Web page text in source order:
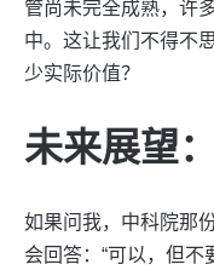
管尚未完全成熟，许
中。这让我们不得不
少实际价值？
未来展望
如果问我，中科院那
会回答：“可以，但不